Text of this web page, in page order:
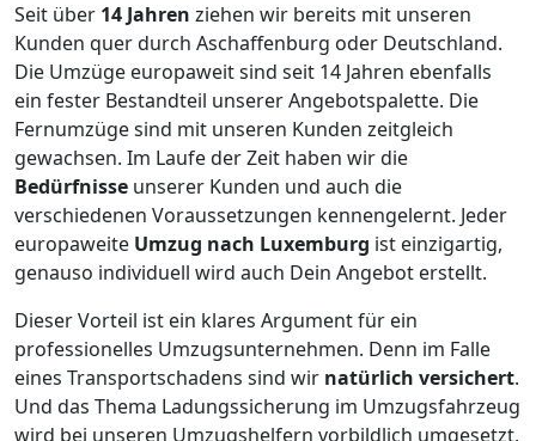
Seit über 14 Jahren ziehen wir bereits mit unseren
Kunden quer durch Aschaffenburg oder Deutschland.
Die Umzüge europaweit sind seit 14 Jahren ebenfalls
ein fester Bestandteil unserer Angebotspalette. Die
Fernumzüge sind mit unseren Kunden zeitgleich
gewachsen. Im Laufe der Zeit haben wir die
Bedürfnisse unserer Kunden und auch die
verschiedenen Voraussetzungen kennengelernt. Jeder
europaweite Umzug nach Luxemburg ist einzigartig,
genauso individuell wird auch Dein Angebot erstellt.
Dieser Vorteil ist ein klares Argument für ein
professionelles Umzugsunternehmen. Denn im Falle
eines Transportschadens sind wir natürlich versichert.
Und das Thema Ladungssicherung im Umzugsfahrzeug
wird bei unseren Umzugshelfern vorbildlich umgesetzt.